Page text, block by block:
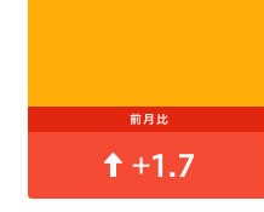
前月比
+1.7